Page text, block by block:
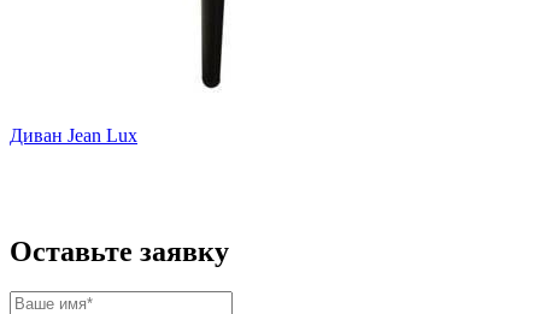
Диван Jean Lux
Оставьте заявку